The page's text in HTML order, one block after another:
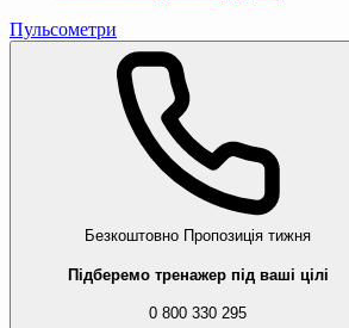
Пульсометри
Безкоштовно Пропозиція тижня
Підберемо тренажер під ваші цілі
0 800 330 295